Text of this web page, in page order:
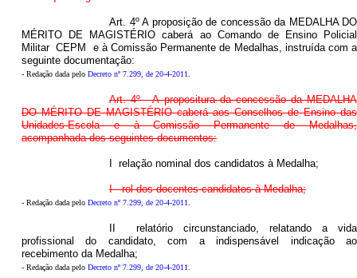
Art. 4º A proposição de concessão da MEDALHA DO
MÉRITO DE MAGISTÉRIO caberá ao Comando de Ensino Policial
Militar  CEPM  e à Comissão Permanente de Medalhas, instruída com a
seguinte documentação:
- Redação dada pelo Decreto nº 7.299, de 20-4-2011
Art. 4º - A propositura da concessão da MEDALHA
DO MÉRITO DE MAGISTÉRIO caberá aos Conselhos de Ensino das
Unidades-Escola e à Comissão Permanente de Medalhas,
acompanhada dos seguintes documentos:
I  relação nominal dos candidatos à Medalha;
I - rol dos docentes candidatos à Medalha;
- Redação dada pelo Decreto nº 7.299, de 20-4-2011
II  relatório circunstanciado, relatando a vida
profissional do candidato, com a indispensável indicação ao
recebimento da Medalha;
- Redação dada pelo Decreto nº 7.299, de 20-4-2011